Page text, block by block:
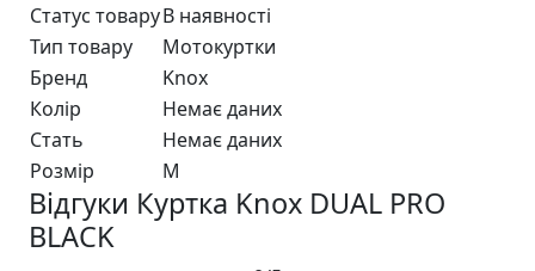
Статус товаруВ наявності
Тип товару
Мотокуртки
Бренд
Knox
Колір
Немає даних
Стать
Немає даних
Розмір
M
Відгуки Куртка Knox DUAL PRO
BLACK